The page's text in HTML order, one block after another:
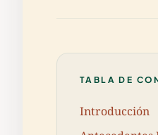
TABLA DE
Introducción